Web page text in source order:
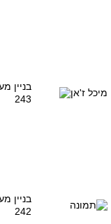
בניין
243
בניין
242